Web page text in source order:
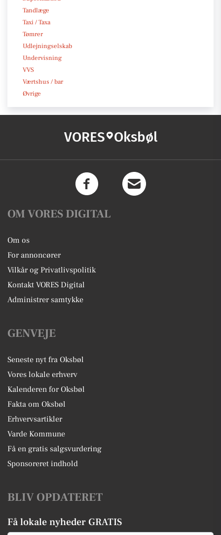
Tandlæge
Taxi / Taxa
Tømrer
Udlejningselskab
Undervisning
VVS
Værtshus / bar
Øvrige
VORES Oksbøl
OM VORES DIGITAL
Om os
For annoncører
Vilkår og Privatlivspolitik
Kontakt VORES Digital
Administrer samtykke
GENVEJE
Seneste nyt fra Oksbøl
Vores lokale erhverv
Kalenderen for Oksbøl
Fakta om Oksbøl
Erhvervsartikler
Varde Kommune
Få en gratis salgsvurdering
Sponsoreret indhold
BLIV OPDATERET
Få lokale nyheder GRATIS